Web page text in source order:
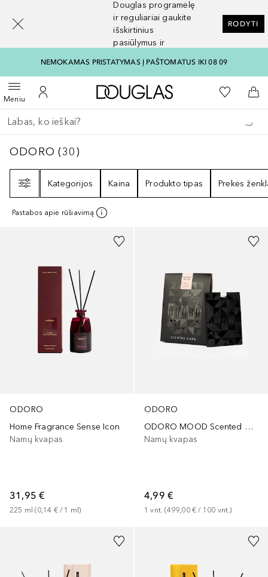
Douglas programėlę
ir reguliariai gaukite
išskirtinius
pasiūlymus ir
RODYTI
NEMOKAMAS PRISTATYMAS Į PAŠTOMATUS IKI 08 09
MeniuAtidaryti meniuĮ mano paskyrą
Į Douglas pagrindinį
Į mano
Į
Grįžk atgal
Vykdykite paiešką
ODORO30
ODORO (30)
Kategorijos
Kaina Produkto tipas Prekės
Pastabos apie rūšiavimą
ODORO
Home Fragrance Sense Icon
Namų kvapas
31,95 €
225 ml (0,14 € / 1 ml)
ODORO
ODORO MOOD Scented Card Sandalwood
Namų kvapas
4,99 €
1 vnt. (499,00 € / 100 vnt.)
[navigation.slideout.screenreader]